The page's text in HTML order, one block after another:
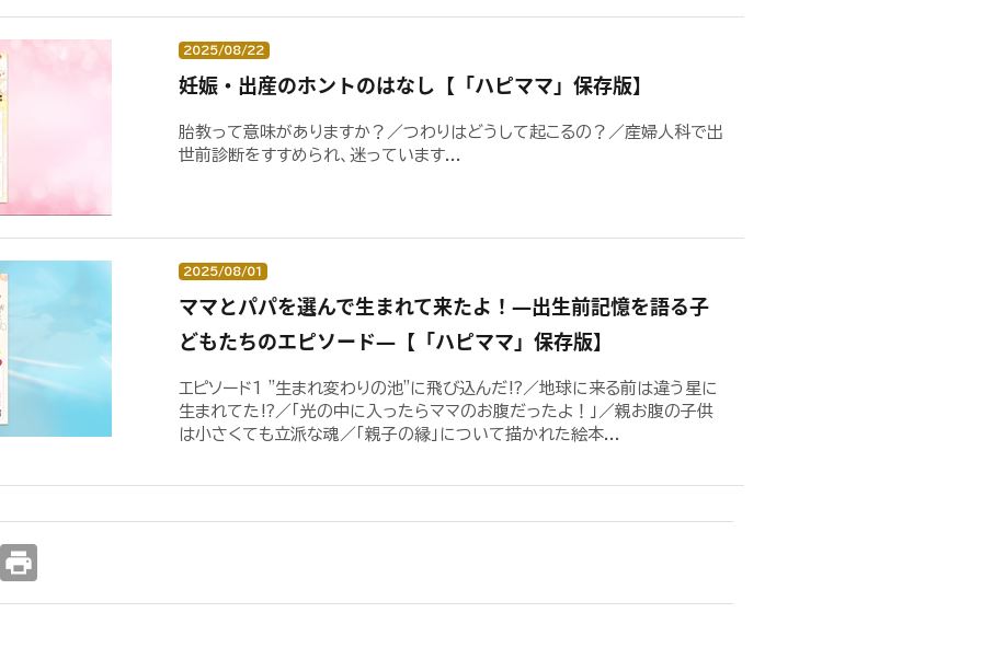
2025/08/22
妊娠・出産のホントのはなし【「ハピママ」保存版】
胎教って意味がありますか？／つわりはどうして起こるの？／産婦人科で出
世前診断をすすめられ、迷っています...
2025/08/01
ママとパパを選んで生まれて来たよ！―出生前記憶を語る子
どもたちのエピソード―【「ハピママ」保存版】
エピソード1 "生まれ変わりの池"に飛び込んだ⁉／地球に来る前は違う星に
生まれてた⁉／「光の中に入ったらママのお腹だったよ！」／親お腹の子供
は小さくても立派な魂／「親子の縁」について描かれた絵本...
print